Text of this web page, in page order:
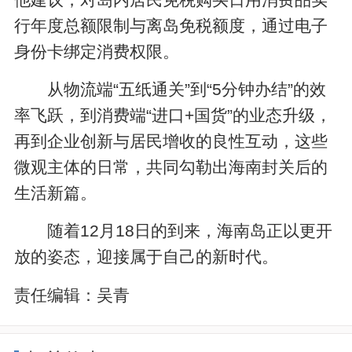
行年度总额限制与离岛免税额度，通过电子
身份卡绑定消费权限。
从物流端“五纸通关”到“5分钟办结”的效
率飞跃，到消费端“进口+国货”的业态升级，
再到企业创新与居民增收的良性互动，这些
微观主体的日常，共同勾勒出海南封关后的
生活新篇。
随着12月18日的到来，海南岛正以更开
放的姿态，迎接属于自己的新时代。
责任编辑： 吴青